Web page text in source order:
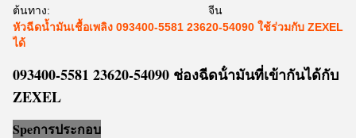
ต้นทาง:
จีน
หัวฉีดน้ำมันเชื้อเพลิง 093400-5581 23620-54090 ใช้ร่วมกับ ZEXEL
ได้
093400-5581 23620-54090 ช่องฉีดน้ํามันที่เข้ากันได้กับ
ZEXEL
Speการประกอบ